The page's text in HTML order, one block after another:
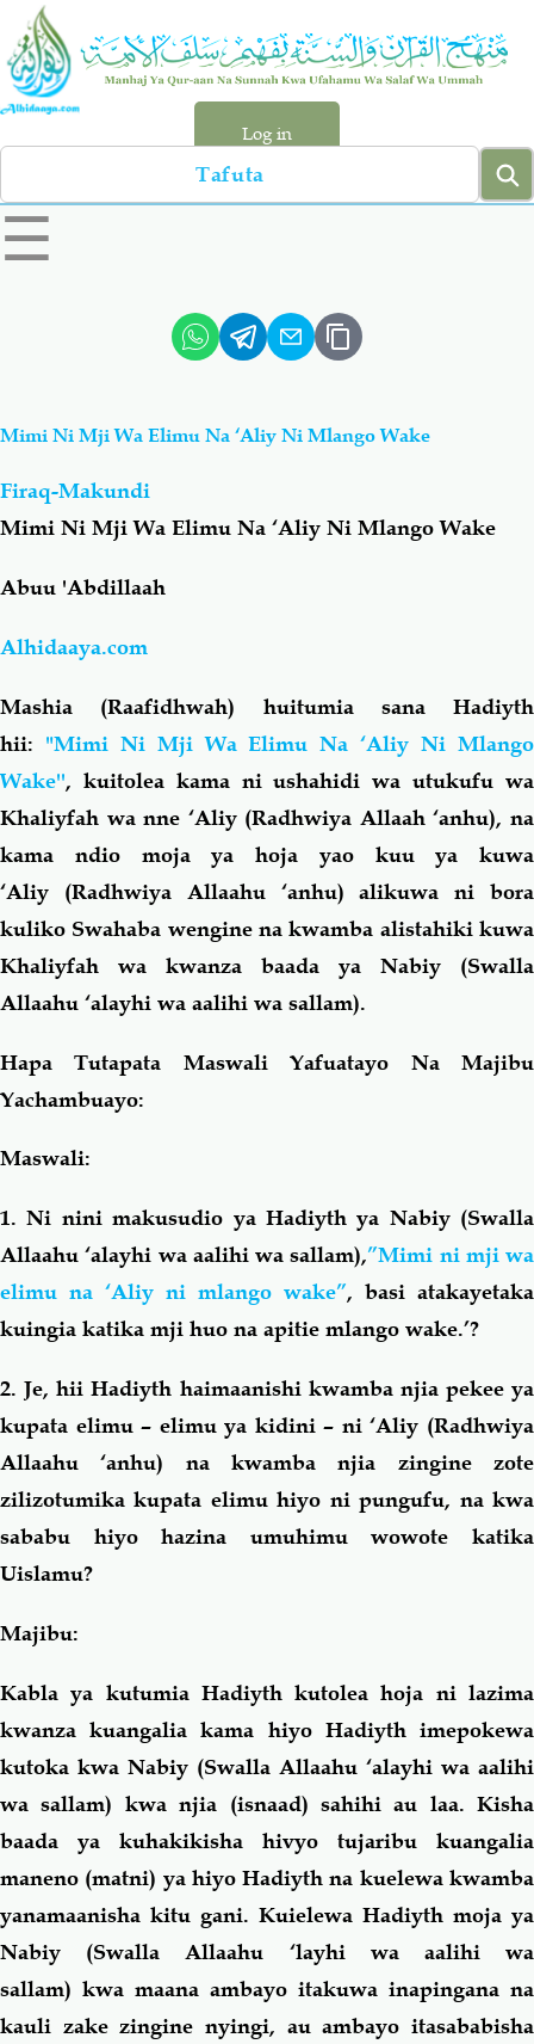
Skip
main
content
Log in
Search
left
sidebar
☰
Hadiyth
Aqiydah Manhaj
Shirki & Kufru Bid-'ah (Uzushi)
Salaf Wa Ummah
Fiqh-Ibaadah
Fataawa Za Ulamaa Kauli Za Salaf
Akhlaaq-Aadaab Raqaaiq
Familia-Jamii Maswali-Majibu
Chemsha Bongo Vitabu
Mimi Ni Mji Wa Elimu Na ‘Aliy Ni Mlango Wake
Firaq-Makundi
Mimi Ni Mji Wa Elimu Na ‘Aliy Ni Mlango Wake
Abuu 'Abdillaah
Alhidaaya.com
Mashia (Raafidhwah) huitumia sana Hadiyth
hii: "Mimi Ni Mji Wa Elimu Na ‘Aliy Ni Mlango
Wake'', kuitolea kama ni ushahidi wa utukufu wa
Khaliyfah wa nne ‘Aliy (Radhwiya Allaah ‘anhu), na
kama ndio moja ya hoja yao kuu ya kuwa
‘Aliy (Radhwiya Allaahu ‘anhu) alikuwa ni bora
kuliko Swahaba wengine na kwamba alistahiki kuwa
Khaliyfah wa kwanza baada ya Nabiy (Swalla
Allaahu ‘alayhi wa aalihi wa sallam).
Hapa Tutapata Maswali Yafuatayo Na Majibu
Yachambuayo:
Maswali:
1. Ni nini makusudio ya Hadiyth ya Nabiy (Swalla
Allaahu ‘alayhi wa aalihi wa sallam),”Mimi ni mji wa
elimu na ‘Aliy ni mlango wake”, basi atakayetaka
kuingia katika mji huo na apitie mlango wake.’?
2. Je, hii Hadiyth haimaanishi kwamba njia pekee ya
kupata elimu – elimu ya kidini – ni ‘Aliy (Radhwiya
Allaahu ‘anhu) na kwamba njia zingine zote
zilizotumika kupata elimu hiyo ni pungufu, na kwa
sababu hiyo hazina umuhimu wowote katika
Uislamu?
Majibu:
Kabla ya kutumia Hadiyth kutolea hoja ni lazima
kwanza kuangalia kama hiyo Hadiyth imepokewa
kutoka kwa Nabiy (Swalla Allaahu ‘alayhi wa aalihi
wa sallam) kwa njia (isnaad) sahihi au laa. Kisha
baada ya kuhakikisha hivyo tujaribu kuangalia
maneno (matni) ya hiyo Hadiyth na kuelewa kwamba
yanamaanisha kitu gani. Kuielewa Hadiyth moja ya
Nabiy (Swalla Allaahu ‘layhi wa aalihi wa
sallam) kwa maana ambayo itakuwa inapingana na
kauli zake zingine nyingi, au ambayo itasababisha